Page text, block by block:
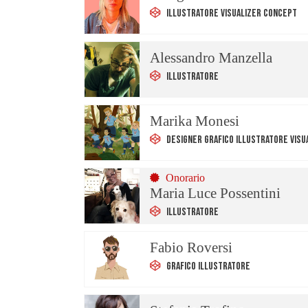
Illustratore Visualizer Concept
Alessandro Manzella
Illustratore
Marika Monesi
Designer Grafico Illustratore
Onorario
Maria Luce Possentini
Illustratore
Fabio Roversi
Grafico Illustratore